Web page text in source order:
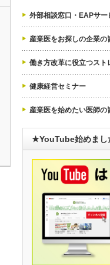
外部相談窓口・EAPサー
産業医をお探しの企業の
働き方改革に役立つスト
健康経営セミナー
産業医を始めたい医師の
★YouTube始めま